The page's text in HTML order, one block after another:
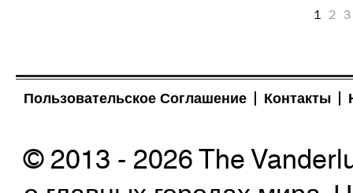
1 2 3
Пользовательское Соглашение Контакты
© 2013 - 2026 The